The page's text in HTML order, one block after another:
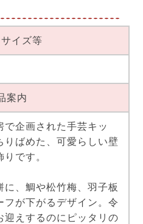
イズ等
案内
企画された手芸キッ
りばめた、可愛らしい壁
です。
、鯛や松竹梅、羽子板
フが下がるデザイン。令
迎えするのにピッタリの